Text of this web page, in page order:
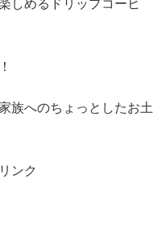
しめるドリップコーヒ
族へのちょっとしたお土
ンク